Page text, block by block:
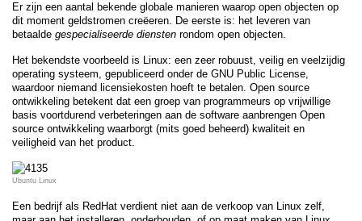
Er zijn een aantal bekende globale manieren waarop open objecten op
dit moment geldstromen creëeren. De eerste is: het leveren van
betaalde gespecialiseerde diensten rondom open objecten.
Het bekendste voorbeeld is Linux: een zeer robuust, veilig en veelzijdig
operating systeem, gepubliceerd onder de GNU Public License,
waardoor niemand licensiekosten hoeft te betalen. Open source
ontwikkeling betekent dat een groep van programmeurs op vrijwillige
basis voortdurend verbeteringen aan de software aanbrengen Open
source ontwikkeling waarborgt (mits goed beheerd) kwaliteit en
veiligheid van het product.
Ubuntu Linux
Een bedrijf als RedHat verdient niet aan de verkoop van Linux zelf,